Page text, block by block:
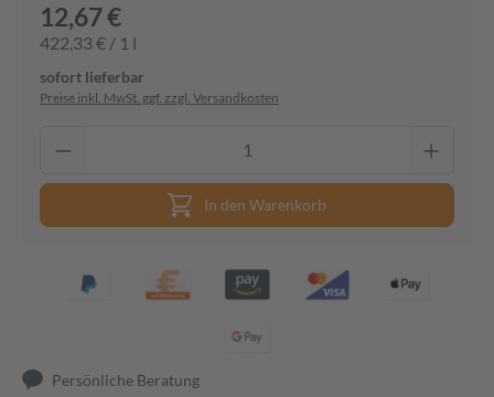
12,67 €
422,33 € / 1 l
sofort lieferbar
Preise inkl. MwSt. ggf. zzgl. Versandkosten
In den Warenkorb
Persönliche Beratung